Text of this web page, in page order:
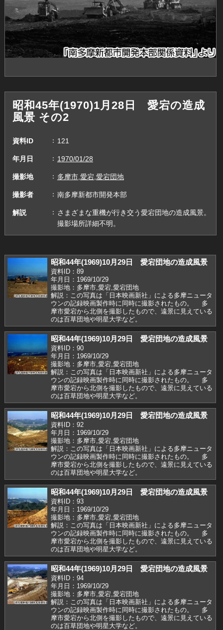
昭和45年(1970)1月28日 愛宕の造成
風景 その2
資料ID 121
年月日 1970/01/28
撮影地 多摩市,愛宕,愛宕団地
撮影者 南多摩新都市開発本部
解説
さまざまな重機が行き交う愛宕団地の造成風景。
撮影場所詳細不明。
昭和44年(1969)10月29日 愛宕団地の造成風景
資料ID：89
年月日：1969/10/29
撮影地：多摩市,愛宕,愛宕団地
解説：この写真は「日本映画新社」による多摩ニュータ
ウンの記録映画製作時に同時に撮影されたもの。 多
摩市愛宕から北側を撮影したもので、遠景に見えている
のは百草団地や明星大学など。
昭和44年(1969)10月29日 愛宕団地の造成風景
資料ID：90
年月日：1969/10/29
撮影地：多摩市,愛宕,愛宕団地
解説：この写真は「日本映画新社」による多摩ニュータ
ウンの記録映画製作時に同時に撮影されたもの。 多
摩市愛宕から北側を撮影したもので、遠景に見えている
のは百草団地や明星大学など。
昭和44年(1969)10月29日 愛宕団地の造成風景
資料ID：92
年月日：1969/10/29
撮影地：多摩市,愛宕,愛宕団地
解説：この写真は「日本映画新社」による多摩ニュータ
ウンの記録映画製作時に同時に撮影されたもの。 多
摩市愛宕から北側を撮影したもので、遠景に見えている
のは百草団地や明星大学など。
昭和44年(1969)10月29日 愛宕団地の造成風景
資料ID：93
年月日：1969/10/29
撮影地：多摩市,愛宕,愛宕団地
解説：この写真は「日本映画新社」による多摩ニュータ
ウンの記録映画製作時に同時に撮影されたもの。 多
摩市愛宕から北側を撮影したもので、遠景に見えている
のは百草団地や明星大学など。
昭和44年(1969)10月29日 愛宕団地の造成風景
資料ID：94
年月日：1969/10/29
撮影地：多摩市,愛宕,愛宕団地
解説：この写真は「日本映画新社」による多摩ニュータ
ウンの記録映画製作時に同時に撮影されたもの。 多
摩市愛宕から北側を撮影したもので、遠景に見えている
のは百草団地や明星大学など。